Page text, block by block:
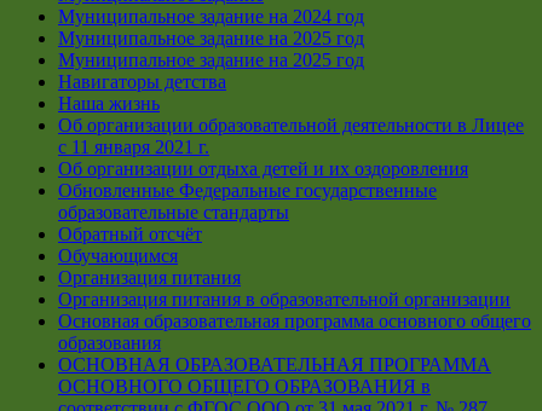
Муниципальное задание на 2024 год
Муниципальное задание на 2025 год
Муниципальное задание на 2025 год
Навигаторы детства
Наша жизнь
Об организации образовательной деятельности в Лицее
с 11 января 2021 г.
Об организации отдыха детей и их оздоровления
Обновленные Федеральные государственные
образовательные стандарты
Обратный отсчёт
Обучающимся
Организация питания
Организация питания в образовательной организации
Основная образовательная программа основного общего
образования
ОСНОВНАЯ ОБРАЗОВАТЕЛЬНАЯ ПРОГРАММА
ОСНОВНОГО ОБЩЕГО ОБРАЗОВАНИЯ в